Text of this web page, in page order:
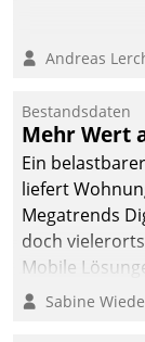
Andreas
Bestandsdaten
Mehr Wert
Ein
liefert
Megatrends
doch
Mobile
Sabine